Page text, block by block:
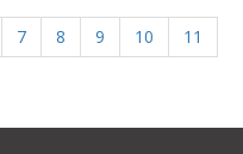
7 8 9 10
11